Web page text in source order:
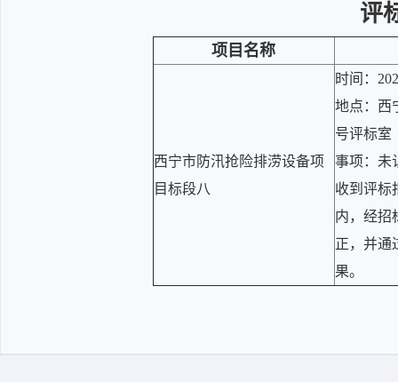
评
项目名称
西宁市防汛抢险排涝设备项
目标段八
时间：
地点：西
号评标室
事项：未
收到评标
内，经招
正，并通
果。